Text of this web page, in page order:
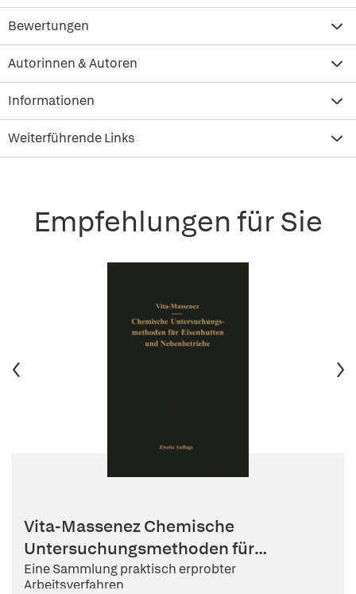
Bewertungen
Autorinnen & Autoren
Informationen
Weiterführende Links
Empfehlungen für Sie
Vita-Massenez Chemische
Untersuchungsmethoden für
Eisenhütten und N...
Eine Sammlung praktisch erprobter
Arbeitsverfahren